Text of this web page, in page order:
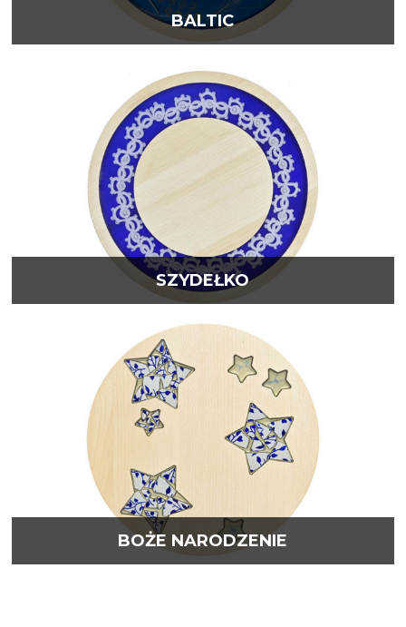
BALTIC
SZYDEŁKO
BOŻE NARODZENIE